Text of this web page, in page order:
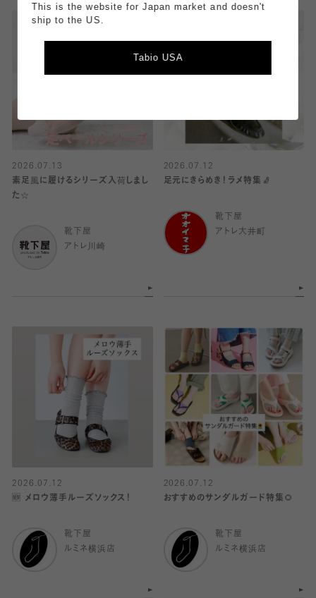
2026.07.13
素足風に履けるシリーズ入荷しまし
た☆
靴下屋
アトレ川崎
2026.07.12
足元にきらめき！ラメ特集🧦
靴下屋
アトレ大井町
2026.07.12
🆕 メロウ薄手ルーズソックス！
靴下屋
ルミネ横浜店
2026.07.12
おすすめのサンダルガード特集🌻
靴下屋
ルミネ横浜店
This is the website for Japan market and doesn't
ship to the US.
Tabio USA